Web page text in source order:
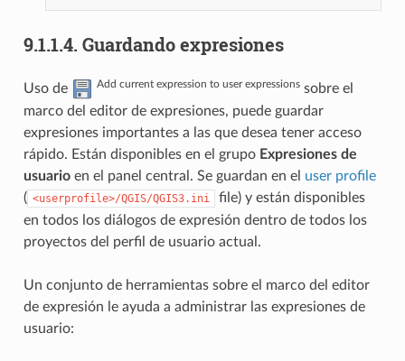
9.1.1.4. Guardando expresiones
Uso de Add current expression to user expressionssobre el
marco del editor de expresiones, puede guardar
expresiones importantes a las que desea tener acceso
rápido. Están disponibles en el grupo Expresiones de
usuarioen el panel central. Se guardan en el user profile
( <userprofile>/QGIS/QGIS3.ini
file) y están disponibles
en todos los diálogos de expresión dentro de todos los
proyectos del perfil de usuario actual.
Un conjunto de herramientas sobre el marco del editor
de expresión le ayuda a administrar las expresiones de
usuario: